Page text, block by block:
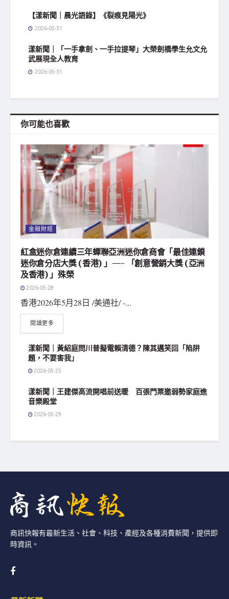
【漾新聞｜晨光語錄】《裂痕見陽光》
2026-05-31
漾新聞｜「一手拿劍、一手拉提琴」大榮劍橋學生允文允
武展現全人教育
2026-05-31
你可能也喜歡
金融財經
紅盒迷你倉連續三年蟬聯亞洲迷你倉商會「最佳連鎖
迷你倉分店大獎 (香港) 」—- 「創意營銷大獎 (亞洲
及香港) 」殊榮
2026-05-28
香港2026年5月28日 /美通社/ -...
閱讀更多
漾新聞｜黃紹庭問川普擬電賴清德？陳其邁笑回「陷阱
題，不要害我」
2026-05-25
漾新聞｜王建傑高流開唱前送暖 百張門票邀弱勢家庭進
音樂殿堂
2026-05-29
商訊快報有最新生活、社會、科技、產經及各種消費新聞，提供即
時資訊。